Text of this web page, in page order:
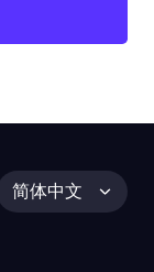
简体中文